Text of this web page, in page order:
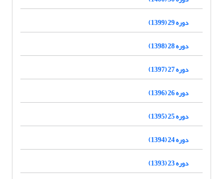
دوره 29 (1399)
دوره 28 (1398)
دوره 27 (1397)
دوره 26 (1396)
دوره 25 (1395)
دوره 24 (1394)
دوره 23 (1393)